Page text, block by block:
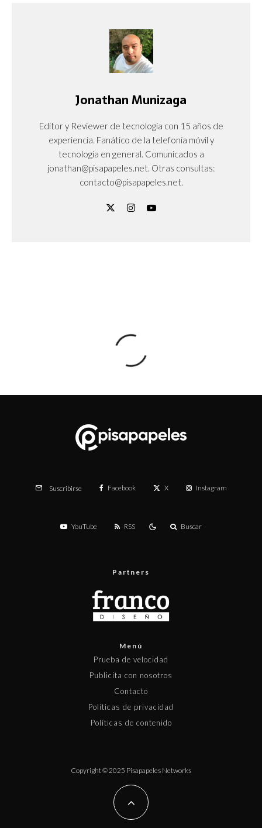
Jonathan Munizaga
Editor y Reviewer de tecnología con 15 años de
experiencia. Fanático de la telefonía móvil y
tecnología en general. Comunicados a
jonathan@pisapapeles.net. Otras consultas:
contacto@pisapapeles.net.
Suscribirse Facebook X Instagram
YouTube RSS Buscar
Partners
Menú
Prueba de velocidad
Publicita con nosotros
Contacto
Políticas de privacidad
Políticas de contenido
Copyright © 2025 Pisapapeles Networks